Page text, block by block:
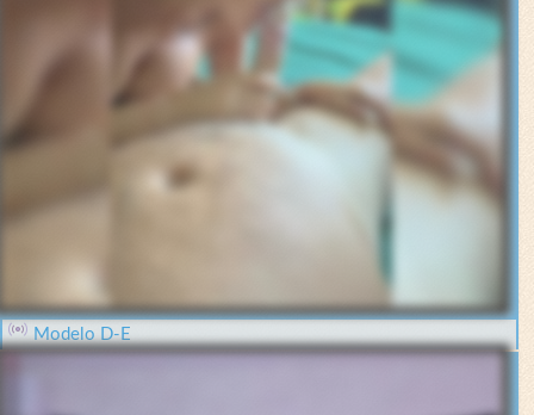
Modelo D-E